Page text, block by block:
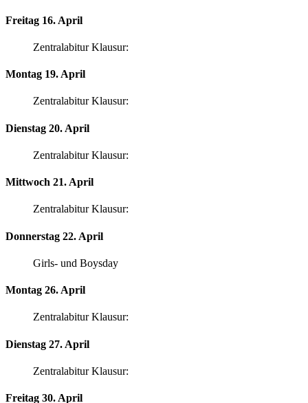
Freitag 16. April
Zentralabitur Klausur:
Montag 19. April
Zentralabitur Klausur:
Dienstag 20. April
Zentralabitur Klausur:
Mittwoch 21. April
Zentralabitur Klausur:
Donnerstag 22. April
Girls- und Boysday
Montag 26. April
Zentralabitur Klausur:
Dienstag 27. April
Zentralabitur Klausur:
Freitag 30. April